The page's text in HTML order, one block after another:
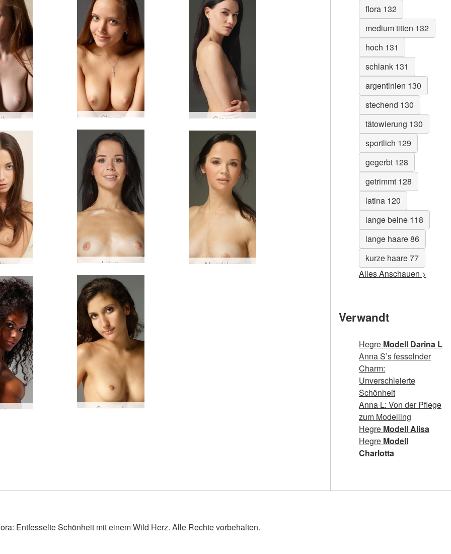
Clover Grace
Julietta Magdalena
Serena L
flora 132
medium titten 132
hoch 131
schlank 131
argentinien 130
stechend 130
tätowierung 130
sportlich 129
gegerbt 128
getrimmt 128
latina 120
lange beine 118
lange haare 86
kurze haare 77
Alles Anschauen >
Verwandt
Hegre Modell Darina L
Anna S’s fesselnder
Charm:
Unverschleierte
Schönheit
Anna L: Von der Pflege
zum Modelling
Hegre Modell Alisa
Hegre Modell
Charlotta
Entfesselte Schönheit mit einem Wild Herz. Alle Rechte vorbehalten.